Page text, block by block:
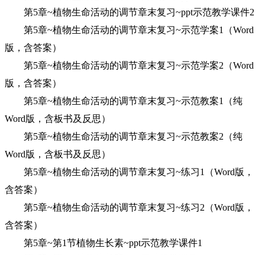
第5章~植物生命活动的调节章末复习~ppt示范教学课件2
第5章~植物生命活动的调节章末复习~示范学案1（Word
版，含答案）
第5章~植物生命活动的调节章末复习~示范学案2（Word
版，含答案）
第5章~植物生命活动的调节章末复习~示范教案1（纯
Word版，含板书及反思）
第5章~植物生命活动的调节章末复习~示范教案2（纯
Word版，含板书及反思）
第5章~植物生命活动的调节章末复习~练习1（Word版，
含答案）
第5章~植物生命活动的调节章末复习~练习2（Word版，
含答案）
第5章~第1节植物生长素~ppt示范教学课件1